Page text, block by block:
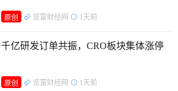
作
原创 览富财经网 1天前
千亿研发订单共振，CRO板块集体涨停
原创 览富财经网 1天前